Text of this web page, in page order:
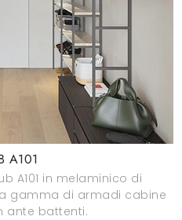
A101
A101 in melaminico di
gamma di armadi cabine
ante battenti.